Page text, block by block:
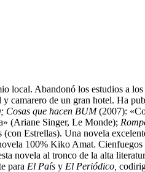
local. Abandonó los estudios a los
camarero de un gran hotel. Ha
Cosas que hacen BUM(2007):
(Ariane Singer, Le Monde);
Estrellas). Una novela
100% Kiko Amat. Cienfuegos
novela al tronco de la alta
para El País y El Periódico,